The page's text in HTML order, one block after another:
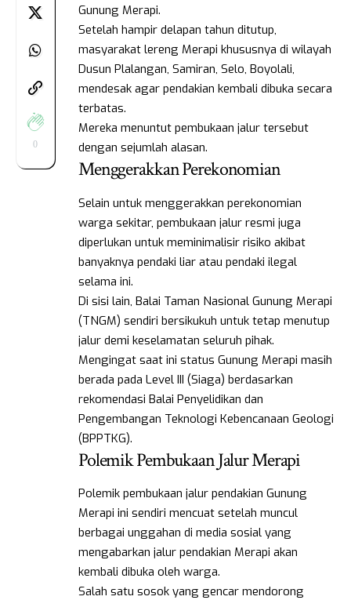
0
Gunung Merapi.
Setelah hampir delapan tahun ditutup,
masyarakat lereng Merapi khususnya di wilayah
Dusun Plalangan, Samiran, Selo, Boyolali,
mendesak agar pendakian kembali dibuka secara
terbatas.
Mereka menuntut pembukaan jalur tersebut
dengan sejumlah alasan.
Menggerakkan Perekonomian
Selain untuk menggerakkan perekonomian
warga sekitar, pembukaan jalur resmi juga
diperlukan untuk meminimalisir risiko akibat
banyaknya pendaki liar atau pendaki ilegal
selama ini.
Di sisi lain, Balai Taman Nasional Gunung Merapi
(TNGM) sendiri bersikukuh untuk tetap menutup
jalur demi keselamatan seluruh pihak.
Mengingat saat ini status Gunung Merapi masih
berada pada Level III (Siaga) berdasarkan
rekomendasi Balai Penyelidikan dan
Pengembangan Teknologi Kebencanaan Geologi
(BPPTKG).
Polemik Pembukaan Jalur Merapi
Polemik pembukaan jalur pendakian Gunung
Merapi ini sendiri mencuat setelah muncul
berbagai unggahan di media sosial yang
mengabarkan jalur pendakian Merapi akan
kembali dibuka oleh warga.
Salah satu sosok yang gencar mendorong